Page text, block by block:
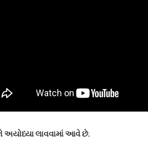
અયોધ્યા લાવવામાં આવે છે.